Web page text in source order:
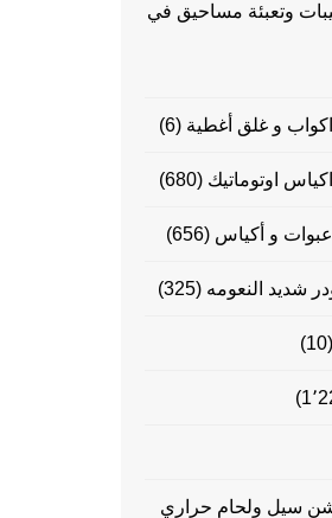
وتعبئة مساحيق في
و غلق أغطية (6)
اوتوماتيك (680)
و أكياس (656)
شديد النعومه (325)
(10)
سيل ولحام حراري